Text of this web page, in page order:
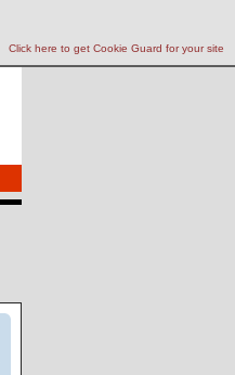
Click here to get Cookie Guard for your site